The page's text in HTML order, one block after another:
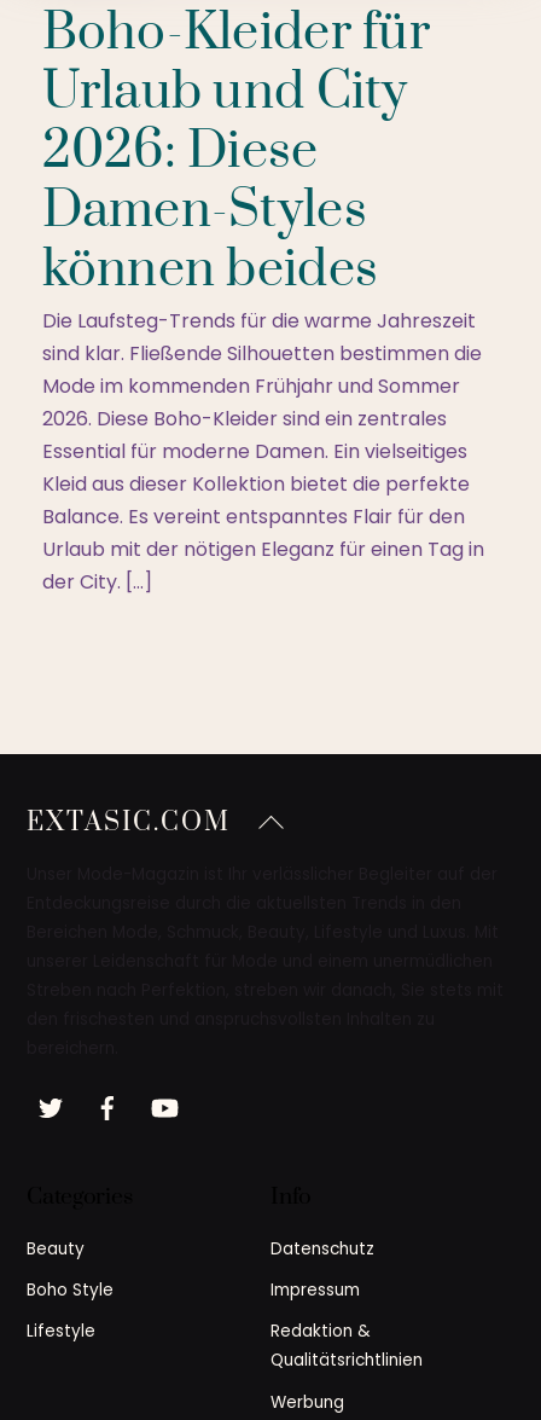
Boho-Kleider für
Urlaub und City
2026: Diese
Damen-Styles
können beides
Die Laufsteg-Trends für die warme Jahreszeit
sind klar. Fließende Silhouetten bestimmen die
Mode im kommenden Frühjahr und Sommer
2026. Diese Boho-Kleider sind ein zentrales
Essential für moderne Damen. Ein vielseitiges
Kleid aus dieser Kollektion bietet die perfekte
Balance. Es vereint entspanntes Flair für den
Urlaub mit der nötigen Eleganz für einen Tag in
der City. […]
Back
EXTASIC.COM
Twitter
Beauty
Boho Style
Lifestyle
Datenschutz
Impressum
Redaktion &
Qualitätsrichtlinien
Werbung